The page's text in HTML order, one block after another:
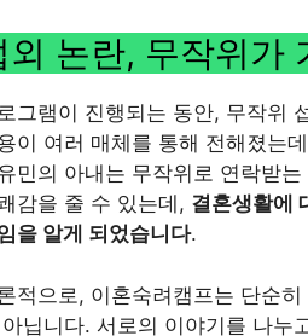
외 논란, 무작위가
그램이 진행되는 동안, 무작위
이 여러 매체를 통해 전해졌는
민의 아내는 무작위로 연락받
감을 줄 수 있는데, 결혼생활에
을 알게 되었습니다.
적으로, 이혼숙려캠프는 단순
닙니다. 서로의 이야기를 나누